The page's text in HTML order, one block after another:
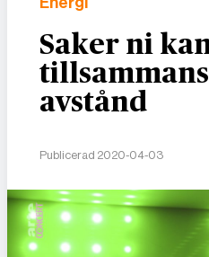
Saker ni
tillsammans
avstånd
Publicerad 2020-04-03